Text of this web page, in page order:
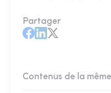
Partager
Contenus de la